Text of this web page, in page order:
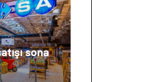
sona